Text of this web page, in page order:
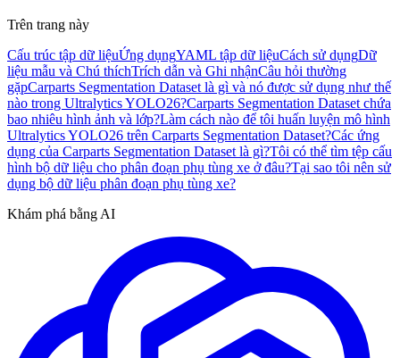
Trên trang này
Cấu trúc tập dữ liệuỨng dụngYAML tập dữ liệuCách sử dụngDữ
liệu mẫu và Chú thíchTrích dẫn và Ghi nhậnCâu hỏi thường
gặpCarparts Segmentation Dataset là gì và nó được sử dụng như thế
nào trong Ultralytics YOLO26?Carparts Segmentation Dataset chứa
bao nhiêu hình ảnh và lớp?Làm cách nào để tôi huấn luyện mô hình
Ultralytics YOLO26 trên Carparts Segmentation Dataset?Các ứng
dụng của Carparts Segmentation Dataset là gì?Tôi có thể tìm tệp cấu
hình bộ dữ liệu cho phân đoạn phụ tùng xe ở đâu?Tại sao tôi nên sử
dụng bộ dữ liệu phân đoạn phụ tùng xe?
Khám phá bằng AI